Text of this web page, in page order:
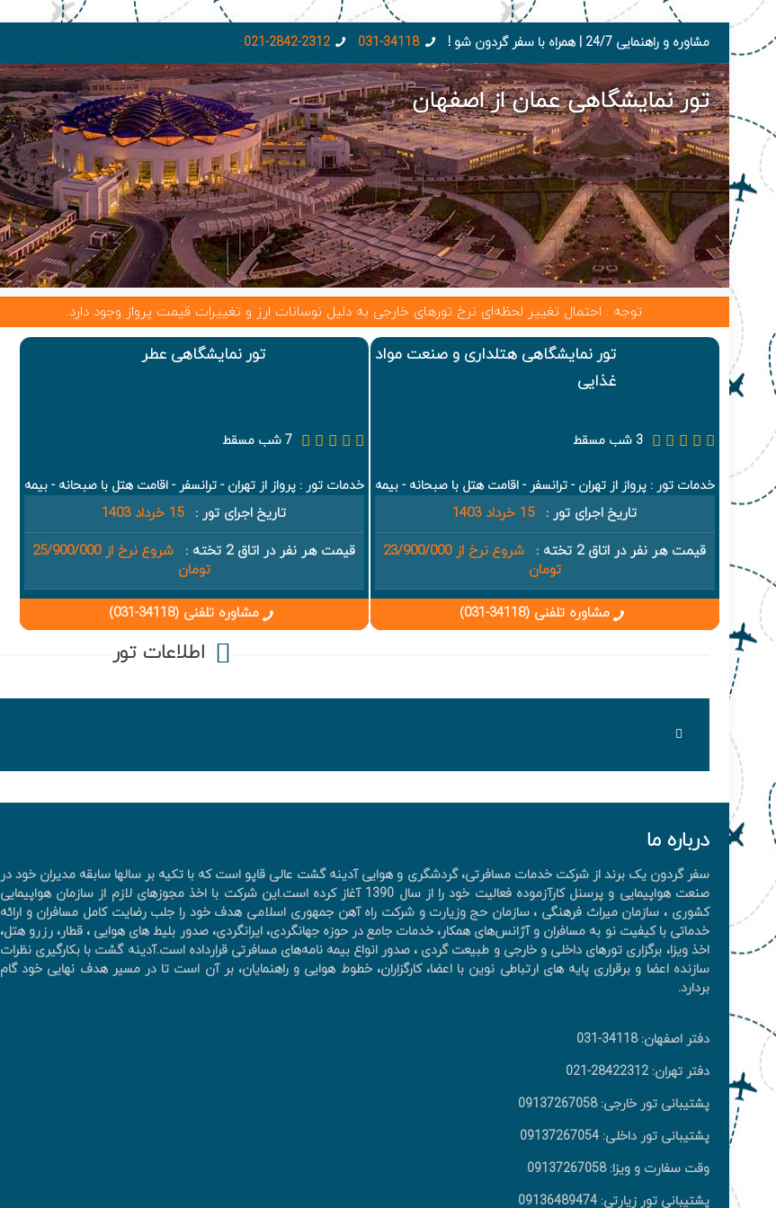
مشاوره و راهنمایی 24/7 | همراه با سفر گردون شو ! 031-34118
021-2842-2312
تور نمایشگاهی عمان از اصفهان
توجه : احتمال تغییر لحظه‌ای نرخ تورهای خارجی به دلیل نوسانات ارز و تغییرات قیمت پرواز وجود دارد.
تور نمایشگاهی هتلداری و صنعت مواد
غذایی
3 شب مسقط
خدمات تور : پرواز از تهران - ترانسفر - اقامت هتل با صبحانه - بیمه
تاریخ اجرای تور :
15 خرداد 1403
قیمت هر نفر در اتاق 2 تخته :
شروع نرخ از 23/900/000
تومان
مشاوره تلفنی (34118-031)
تور نمایشگاهی عطر
7 شب مسقط
خدمات تور : پرواز از تهران - ترانسفر - اقامت هتل با صبحانه - بیمه
تاریخ اجرای تور :
15 خرداد 1403
قیمت هر نفر در اتاق 2 تخته :
شروع نرخ از 25/900/000
تومان
مشاوره تلفنی (34118-031)
اطلاعات تور
درباره ما
سفر گردون یک برند از شرکت خدمات مسافرتی، گردشگری و هوایی آدینه گشت عالی قاپو است که با تکیه بر سالها سابقه مدیران خود در
صنعت هواپیمایی و پرسنل کارآزموده فعالیت خود را از سال 1390 آغاز کرده است.این شرکت با اخذ مجوزهای لازم از سازمان هواپیمایی
کشوری ، سازمان میراث فرهنگی ، سازمان حج وزیارت و شرکت راه آهن جمهوری اسلامی هدف خود را جلب رضایت کامل مسافران و ارائه
خدماتی با کیفیت نو به مسافران و آژانس‌های همکار، خدمات جامع در حوزه جهانگردی، ايرانگردی، صدور بليط های هوايی ، قطار، رزرو هتل،
اخذ ويزا، برگزاری تورهای داخلی و خارجی و طبیعت گردی ، صدور انواع بیمه نامه‌های مسافرتی قرارداده است.آدینه گشت با بکارگیری نظرات
سازنده اعضا و برقراری پایه های ارتباطی نوین با اعضا، کارگزاران، خطوط هوایی و راهنمایان، بر آن است تا در مسیر هدف نهایی خود گام
بردارد.
دفتر اصفهان: 34118-031
دفتر تهران: 28422312-021
پشتیبانی تور خارجی: 09137267058
پشتیبانی تور داخلی: 09137267054
وقت سفارت و ویزا: 09137267058
پشتیبانی تور زیارتی: 09136489474